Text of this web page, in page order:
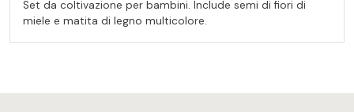
Set da coltivazione per bambini. Include semi di fiori di
miele e matita di legno multicolore.